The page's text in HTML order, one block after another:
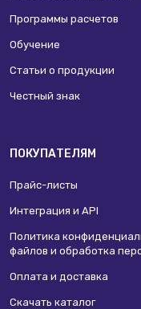
Программы расчетов
Обучение
Статьи о продукции
Честный знак
ПОКУПАТЕЛЯМ
Прайс-листы
Интеграция и API
Политика
файлов и обработка
Оплата и доставка
Скачать каталог